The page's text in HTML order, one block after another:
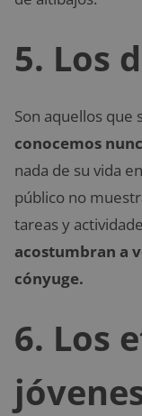
5. Los
Son aquellos que
conocemos
nada de su vida
público no
tareas y
acostumbran a
cónyuge.
6. Los